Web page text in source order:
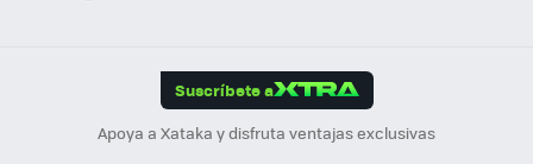
Suscríbete a
Apoya a Xataka y disfruta ventajas exclusivas